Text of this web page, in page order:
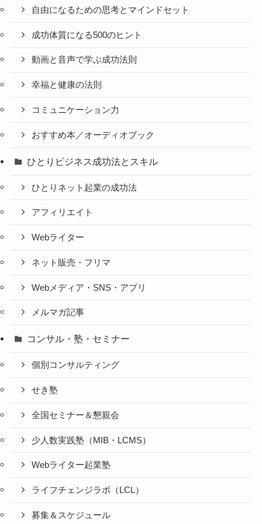
自由になるための思考とマインドセット
成功体質になる500のヒント
動画と音声で学ぶ成功法則
幸福と健康の法則
コミュニケーション力
おすすめ本／オーディオブック
ひとりビジネス成功法とスキル
ひとりネット起業の成功法
アフィリエイト
Webライター
ネット販売・フリマ
Webメディア・SNS・アプリ
メルマガ記事
コンサル・塾・セミナー
個別コンサルティング
せき塾
全国セミナー＆懇親会
少人数実践塾（MIB・LCMS）
Webライター起業塾
ライフチェンジラボ（LCL）
募集＆スケジュール